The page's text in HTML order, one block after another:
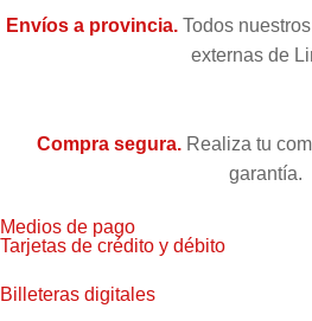
Envíos a provincia.Todos
externas de
Compra segura.Realiza tu
garantía.
Medios de pago
Tarjetas de crédito y débito
Billeteras digitales